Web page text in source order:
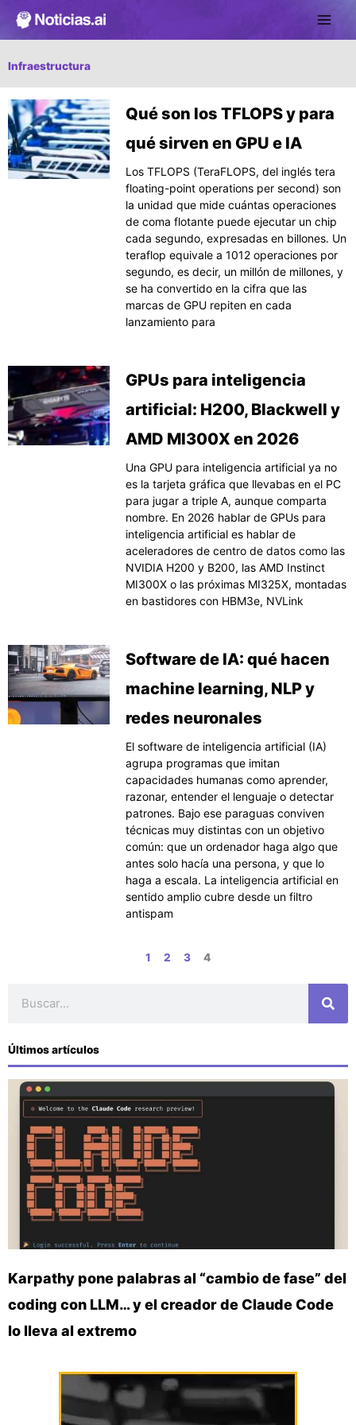
Infraestructura
Qué son los TFLOPS y para
qué sirven en GPU e IA
Los TFLOPS (TeraFLOPS, del inglés tera
floating-point operations per second) son
la unidad que mide cuántas operaciones
de coma flotante puede ejecutar un chip
cada segundo, expresadas en billones. Un
teraflop equivale a 1012 operaciones por
segundo, es decir, un millón de millones, y
se ha convertido en la cifra que las
marcas de GPU repiten en cada
lanzamiento para
GPUs para inteligencia
artificial: H200, Blackwell y
AMD MI300X en 2026
Una GPU para inteligencia artificial ya no
es la tarjeta gráfica que llevabas en el PC
para jugar a triple A, aunque comparta
nombre. En 2026 hablar de GPUs para
inteligencia artificial es hablar de
aceleradores de centro de datos como las
NVIDIA H200 y B200, las AMD Instinct
MI300X o las próximas MI325X, montadas
en bastidores con HBM3e, NVLink
Software de IA: qué hacen
machine learning, NLP y
redes neuronales
El software de inteligencia artificial (IA)
agrupa programas que imitan
capacidades humanas como aprender,
razonar, entender el lenguaje o detectar
patrones. Bajo ese paraguas conviven
técnicas muy distintas con un objetivo
común: que un ordenador haga algo que
antes solo hacía una persona, y que lo
haga a escala. La inteligencia artificial en
sentido amplio cubre desde un filtro
antispam
Página
1
Página
2
Página
3
Página
4
Últimos artículos
Karpathy pone palabras al “cambio de fase” del
coding con LLM… y el creador de Claude Code
lo lleva al extremo